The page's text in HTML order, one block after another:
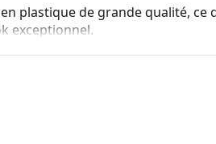
plastique de grande qualité, ce
exceptionnel.
les reflets lumineux. Les